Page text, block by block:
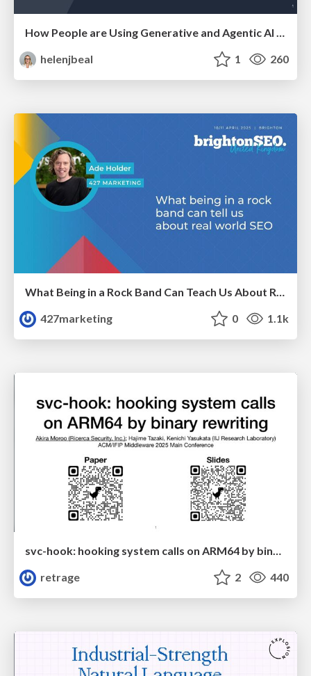
How People are Using Generative and Agentic AI to Supercharge Their Products, Projects, Services and Value Streams Today
helenjbeal
1 260
427marketing
0 1.1k
svc-hook: hooking system calls on ARM64 by binary rewriting
retrage
2 440